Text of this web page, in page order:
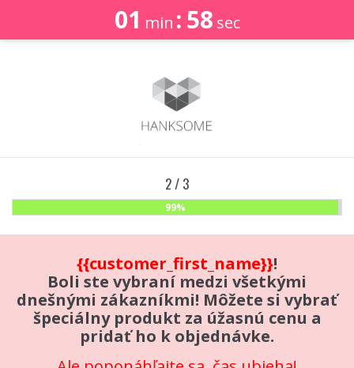
2 / 3
99%
{{customer_first_name}}!
Boli ste vybraní medzi všetkými
dnešnými zákazníkmi! Môžete si vybrať
špeciálny produkt za úžasnú cenu a
pridať ho k objednávke.
01 min :58 sec